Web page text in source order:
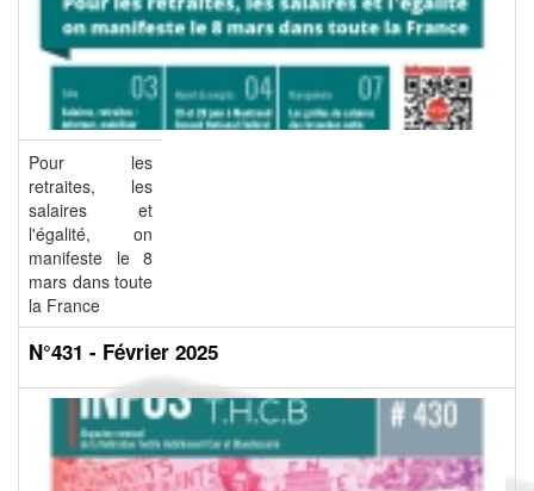
Pour les
retraites, les
salaires et
l'égalité, on
manifeste le 8
mars dans toute
la France
N°431 - Février 2025